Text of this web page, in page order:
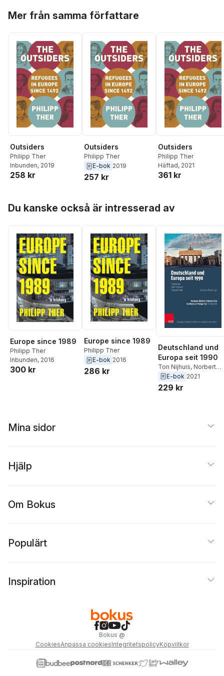
Mer från samma författare
Outsiders
Philipp Ther
Inbunden, 2019
258 kr
Outsiders
Philipp Ther
E-bok 2019
257 kr
Outsiders
Philipp Ther
Häftad, 2021
361 kr
Du kanske också är intresserad av
Europe since 1989
Philipp Ther
Inbunden, 2016
300 kr
Europe since 1989
Philipp Ther
E-bok 2016
286 kr
Deutschland und
Europa seit 1990
Ton Nijhuis, Norbert
Frei,Philipp Ther
Marianne Birthler
E-bok 2021
229 kr
Mina sidor
Hjälp
Om Bokus
Populärt
Inspiration
Bokus @
CookiesAnpassa cookiesIntegritetspolicyKöpvillkor